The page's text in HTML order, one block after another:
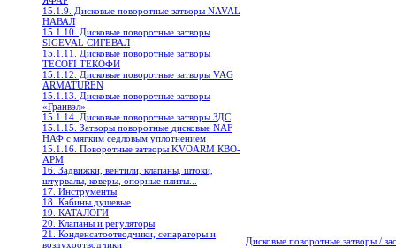
15.1.9. Дисковые поворотные затворы NAVAL
НАВАЛ
15.1.10. Дисковые поворотные затворы
SIGEVAL СИГЕВАЛ
15.1.11. Дисковые поворотные затворы
TECOFI ТЕКОФИ
15.1.12. Дисковые поворотные затворы VAG
ARMATUREN
15.1.13. Дисковые поворотные затворы
«Гранвэл»
15.1.14. Дисковые поворотные затворы ЗДС
15.1.15. Затворы поворотные дисковые NAF
НАФ с мягким седловым уплотнением
15.1.16. Поворотные затворы KVOARM КВО-
АРМ
16. Задвижки, вентили, клапаны, штоки,
штурвалы, коверы, опорные плиты...
17. Инструменты
18. Кабины душевые
19. КАТАЛОГИ
20. Клапаны и регуляторы
21. Конденсатоотводчики, сепараторы и
воздухоотводчики
Дисковые поворотные затворы /